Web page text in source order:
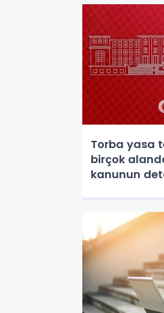
Torba yasa
birçok
kanunun